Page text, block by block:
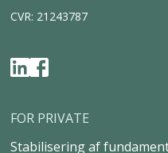
Tværvejen 6, 5580